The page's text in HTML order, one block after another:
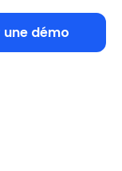
une démo